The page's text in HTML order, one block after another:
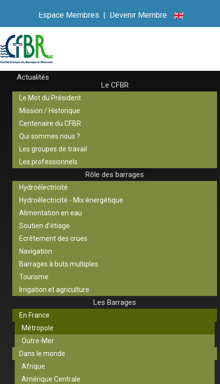
Espace Membres | Devenir Membre
Actualités
Le CFBR
Le Mot du Président
Mission / Historique
Centenaire du CFBR
Qui sommes nous ?
Les groupes de travail
Les professionnels
Rôle des barrages
Hydroélectricité
Hydroélectricité - Mix énergétique
Alimentation en eau
Soutien d’étiage
Ecrêtement des crues
Navigation
Barrages à buts multiples
Tourisme
Irrigation et agriculture
Les Barrages
En France
Métropole
Outre-Mer
Dans le monde
Afrique
Amérique Centrale